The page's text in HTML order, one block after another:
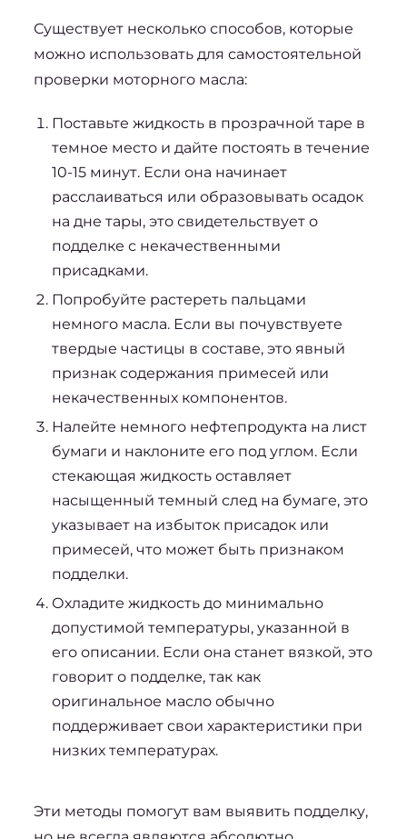
Существует несколько способов, которые
можно использовать для самостоятельной
проверки моторного масла:
Поставьте жидкость в прозрачной таре в
темное место и дайте постоять в течение
10-15 минут. Если она начинает
расслаиваться или образовывать осадок
на дне тары, это свидетельствует о
подделке с некачественными
присадками.
Попробуйте растереть пальцами
немного масла. Если вы почувствуете
твердые частицы в составе, это явный
признак содержания примесей или
некачественных компонентов.
Налейте немного нефтепродукта на лист
бумаги и наклоните его под углом. Если
стекающая жидкость оставляет
насыщенный темный след на бумаге, это
указывает на избыток присадок или
примесей, что может быть признаком
подделки.
Охладите жидкость до минимально
допустимой температуры, указанной в
его описании. Если она станет вязкой, это
говорит о подделке, так как
оригинальное масло обычно
поддерживает свои характеристики при
низких температурах.
Эти методы помогут вам выявить подделку,